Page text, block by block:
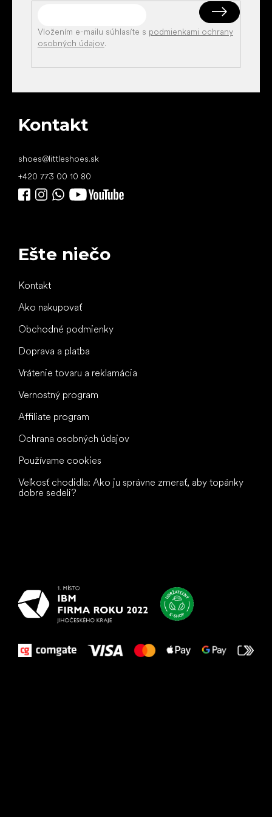
Vložením e-mailu súhlasíte s podmienkami ochrany
osobných údajov.
Kontakt
shoes@littleshoes.sk
+420 773 00 10 80
Ešte niečo
Kontakt
Ako nakupovať
Obchodné podmienky
Doprava a platba
Vrátenie tovaru a reklamácia
Vernostný program
Affiliate program
Ochrana osobných údajov
Používame cookies
Veľkosť chodidla: Ako ju správne zmerať, aby topánky
dobre sedeli?